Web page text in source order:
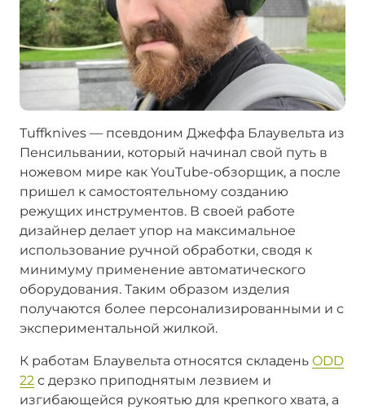
Tuffknives — псевдоним Джеффа Блаувельта из
Пенсильвании, который начинал свой путь в
ножевом мире как YouTube-обзорщик, а после
пришел к самостоятельному созданию
режущих инструментов. В своей работе
дизайнер делает упор на максимальное
использование ручной обработки, сводя к
минимуму применение автоматического
оборудования. Таким образом изделия
получаются более персонализированными и с
экспериментальной жилкой.
К работам Блаувельта относятся складень ODD
22 с дерзко приподнятым лезвием и
изгибающейся рукоятью для крепкого хвата, а